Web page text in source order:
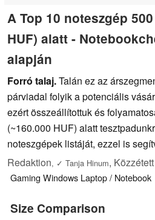
A Top 10 noteszgép
HUF) alatt -
alapján
Forró talaj.Talán ez az
párviadal folyik a potenciális
ezért összeállítottuk és
(~160.000 HUF) alatt
noteszgépek listáját, ezzel is
Redaktion, ✓ Tanja Hinum, Közzétett
Gaming Windows Laptop / Notebook
Size Comparison